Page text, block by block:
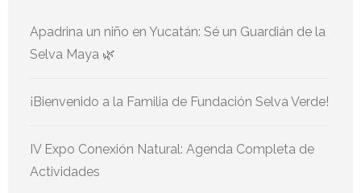
Apadrina un niño en Yucatán: Sé un Guardián de la
Selva Maya 🌿
¡Bienvenido a la Familia de Fundación Selva Verde!
IV Expo Conexión Natural: Agenda Completa de
Actividades